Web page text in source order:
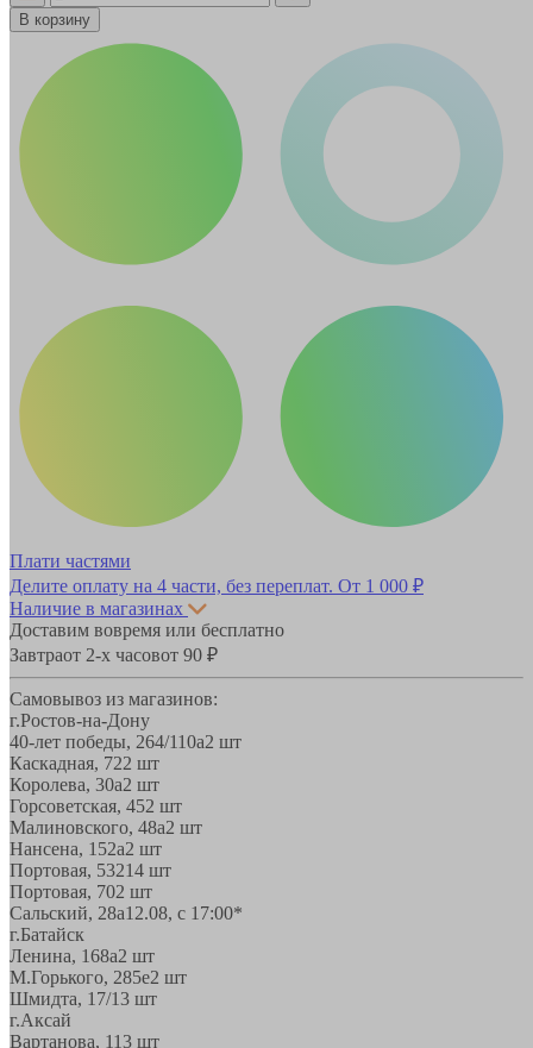
В корзину
Плати частями
Делите оплату на 4 части, без переплат. От 1 000 ₽
Наличие в магазинах
Доставим вовремя или бесплатно
Завтраот 2-х часовот 90 ₽
Самовывоз из магазинов:
г.Ростов-на-Дону
40-лет победы, 264/110а2 шт
Каскадная, 722 шт
Королева, 30а2 шт
Горсоветская, 452 шт
Малиновского, 48а2 шт
Нансена, 152а2 шт
Портовая, 53214 шт
Портовая, 702 шт
Сальский, 28a12.08, с 17:00*
г.Батайск
Ленина, 168а2 шт
М.Горького, 285е2 шт
Шмидта, 17/13 шт
г.Аксай
Вартанова, 113 шт